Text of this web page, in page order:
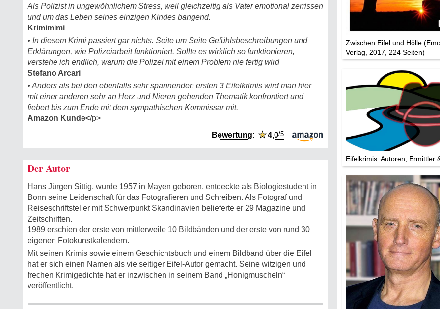
Als Polizist in ungewöhnlichem Stress, weil gleichzeitig als Vater emotional zerrissen
und um das Leben seines einzigen Kindes bangend.
Krimimimi
• In diesem Krimi passiert gar nichts. Seite um Seite Gefühlsbeschreibungen und
Erklärungen, wie Polizeiarbeit funktioniert. Sollte es wirklich so funktionieren,
verstehe ich endlich, warum die Polizei mit einem Problem nie fertig wird
Stefano Arcari
• Anders als bei den ebenfalls sehr spannenden ersten 3 Eifelkrimis wird man hier
mit einer anderen sehr an Herz und Nieren gehenden Thematik konfrontiert und
fiebert bis zum Ende mit dem sympathischen Kommissar mit.
Amazon Kunde</p>
Bewertung:★4,0/5
Der Autor
Hans Jürgen Sittig, wurde 1957 in Mayen geboren, entdeckte als Biologiestudent in
Bonn seine Leidenschaft für das Fotografieren und Schreiben. Als Fotograf und
Reiseschriftsteller mit Schwerpunkt Skandinavien belieferte er 29 Magazine und
Zeitschriften.
1989 erschien der erste von mittlerweile 10 Bildbänden und der erste von rund 30
eigenen Fotokunstkalendern.
Mit seinen Krimis sowie einem Geschichtsbuch und einem Bildband über die Eifel
hat er sich einen Namen als vielseitiger Eifel-Autor gemacht. Seine witzigen und
frechen Krimigedichte hat er inzwischen in seinem Band „Honigmuscheln“
veröffentlicht.
Drehorte &
Eifelkrimi:
Die Autoren
TV & Kino
Die Stars:
Wer hat wo
Mediathek
Datenschutz
Zwischen Eifel und Hölle
Verlag, 2017, 224 Seiten)
Eifelkrimis: Autoren, Ermittler